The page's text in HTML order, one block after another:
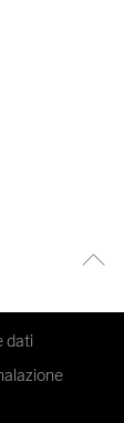
dati